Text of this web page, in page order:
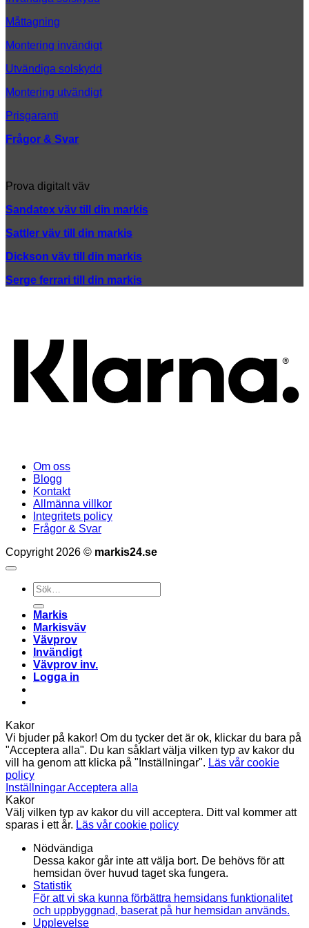
Måttagning
Montering invändigt
Utvändiga solskydd
Montering utvändigt
Prisgaranti
Frågor & Svar
Prova digitalt väv
Sandatex väv till din markis
Sattler väv till din markis
Dickson väv till din markis
Serge ferrari till din markis
Om oss
Blogg
Kontakt
Allmänna villkor
Integritets policy
Frågor & Svar
Copyright 2026 © markis24.se
Sök
efter:
Markis
Markisväv
Vävprov
Invändigt
Vävprov inv.
Logga in
Kakor
Vi bjuder på kakor! Om du tycker det är ok, klickar du bara på
"Acceptera alla". Du kan såklart välja vilken typ av kakor du
vill ha genom att klicka på "Inställningar". Läs vår cookie
policy
InställningarAcceptera alla
Kakor
Välj vilken typ av kakor du vill acceptera. Ditt val kommer att
sparas i ett år. Läs vår cookie policy
Nödvändiga
Dessa kakor går inte att välja bort. De behövs för att
hemsidan över huvud taget ska fungera.
Statistik
För att vi ska kunna förbättra hemsidans funktionalitet
och uppbyggnad, baserat på hur hemsidan används.
Upplevelse